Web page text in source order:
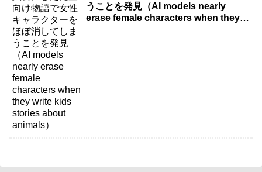
うことを発見（AI models nearly
erase female characters when they